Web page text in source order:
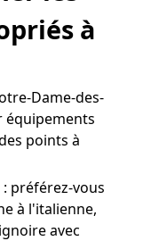
à
Dame-des-
équipements
points à
préférez-vous
à l'italienne,
avec